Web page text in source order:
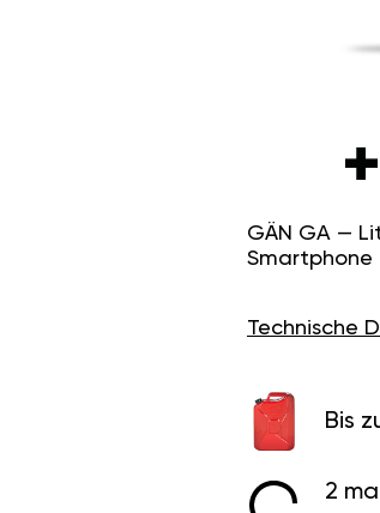
GÄN GA —
Smartphone
Technische
Bis
2